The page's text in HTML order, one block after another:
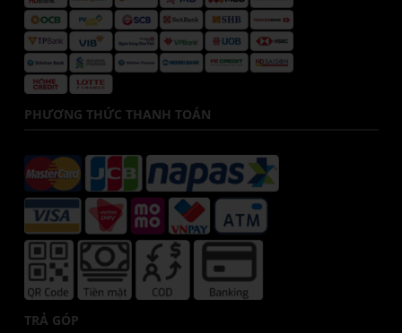
PHƯƠNG THỨC THANH TOÁN
TRẢ GÓP